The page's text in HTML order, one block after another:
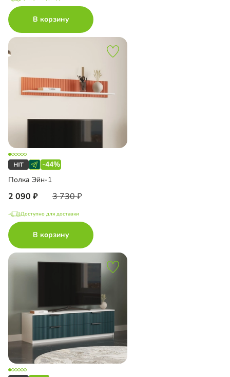
В корзину
-44%
Полка Эйн-1
2 090 3 730
Доступно для доставки
В корзину